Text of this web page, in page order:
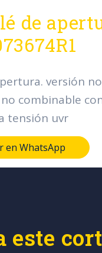
de
versión no
combinable
tensión uvr
en WhatsApp
este